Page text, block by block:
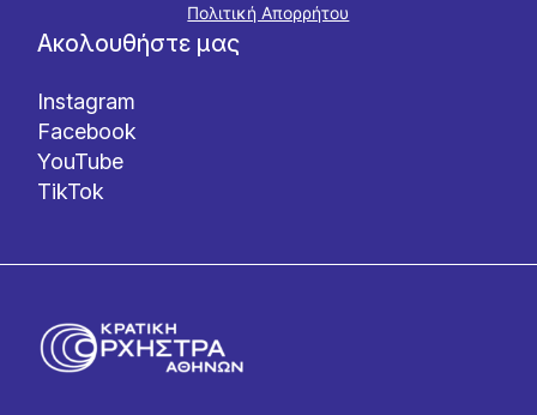
Ακολουθήστε μας
Instagram
Facebook
YouTube
TikTok
Πολιτική Απορρήτου